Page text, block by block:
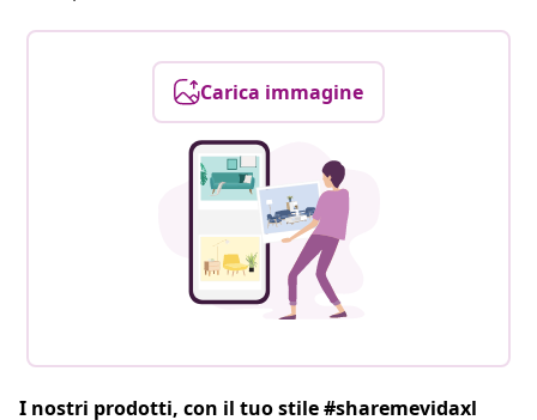
Carica immagine
I nostri prodotti, con il tuo stile #sharemevidaxl